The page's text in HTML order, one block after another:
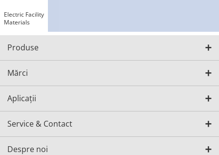
Electric Facility
Materials
Produse
Mărci
Aplicații
Service & Contact
Despre noi